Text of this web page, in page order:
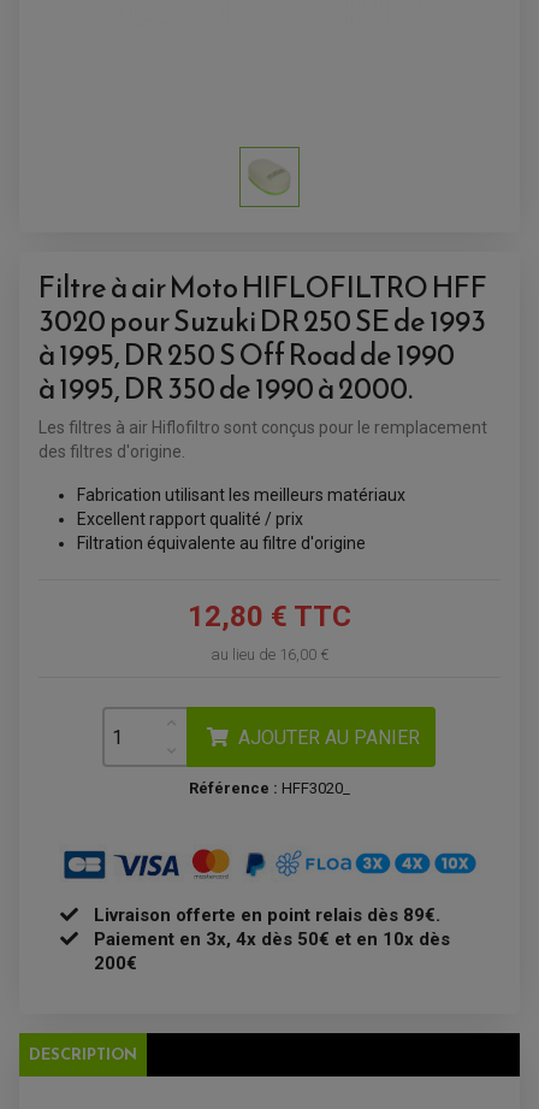
BOUCHON DE RÉSERVOIR QUAD
GUIDON QUAD
KIT POIGNÉE DE GAZ QUAD
POIGNÉE QUAD
PROTÈGE-MAINS
PONTETS / REHAUSSES DE GUIDON
BAGAGERIE / TREUIL / ATTELAGE
ÉQUIPEMENT ÉLECTRIQUE
Filtre à air Moto HIFLOFILTRO HFF
3020 pour Suzuki DR 250 SE de 1993
à 1995, DR 250 S Off Road de 1990
à 1995, DR 350 de 1990 à 2000.
Les filtres à air Hiflofiltro sont conçus pour le remplacement
des filtres d'origine.
Fabrication utilisant les meilleurs matériaux
Excellent rapport qualité / prix
Filtration équivalente au filtre d'origine
12,80 € TTC
au lieu de 16,00 €
AJOUTER AU PANIER
Référence : HFF3020_
Livraison offerte en point relais dès 89€.
Paiement en 3x, 4x dès 50€ et en 10x dès
200€
DESCRIPTION